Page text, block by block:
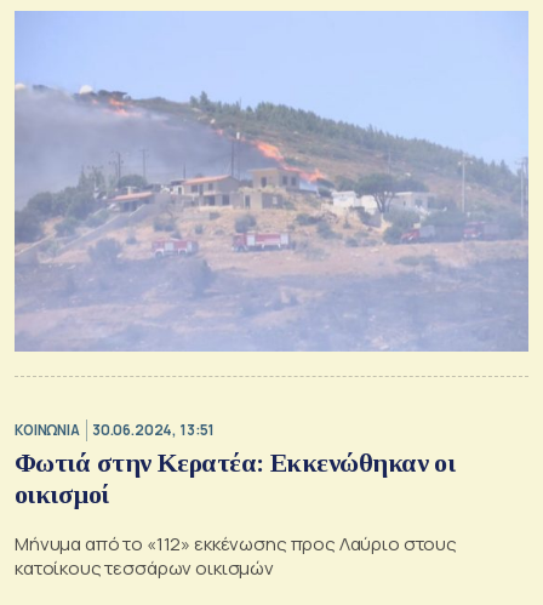
ΚΟΙΝΩΝΙΑ 30.06.2024, 13:51
Φωτιά στην Κερατέα: Eκκενώθηκαν οι
οικισμοί
Μήνυμα από το «112» εκκένωσης προς Λαύριο στους
κατοίκους τεσσάρων οικισμών